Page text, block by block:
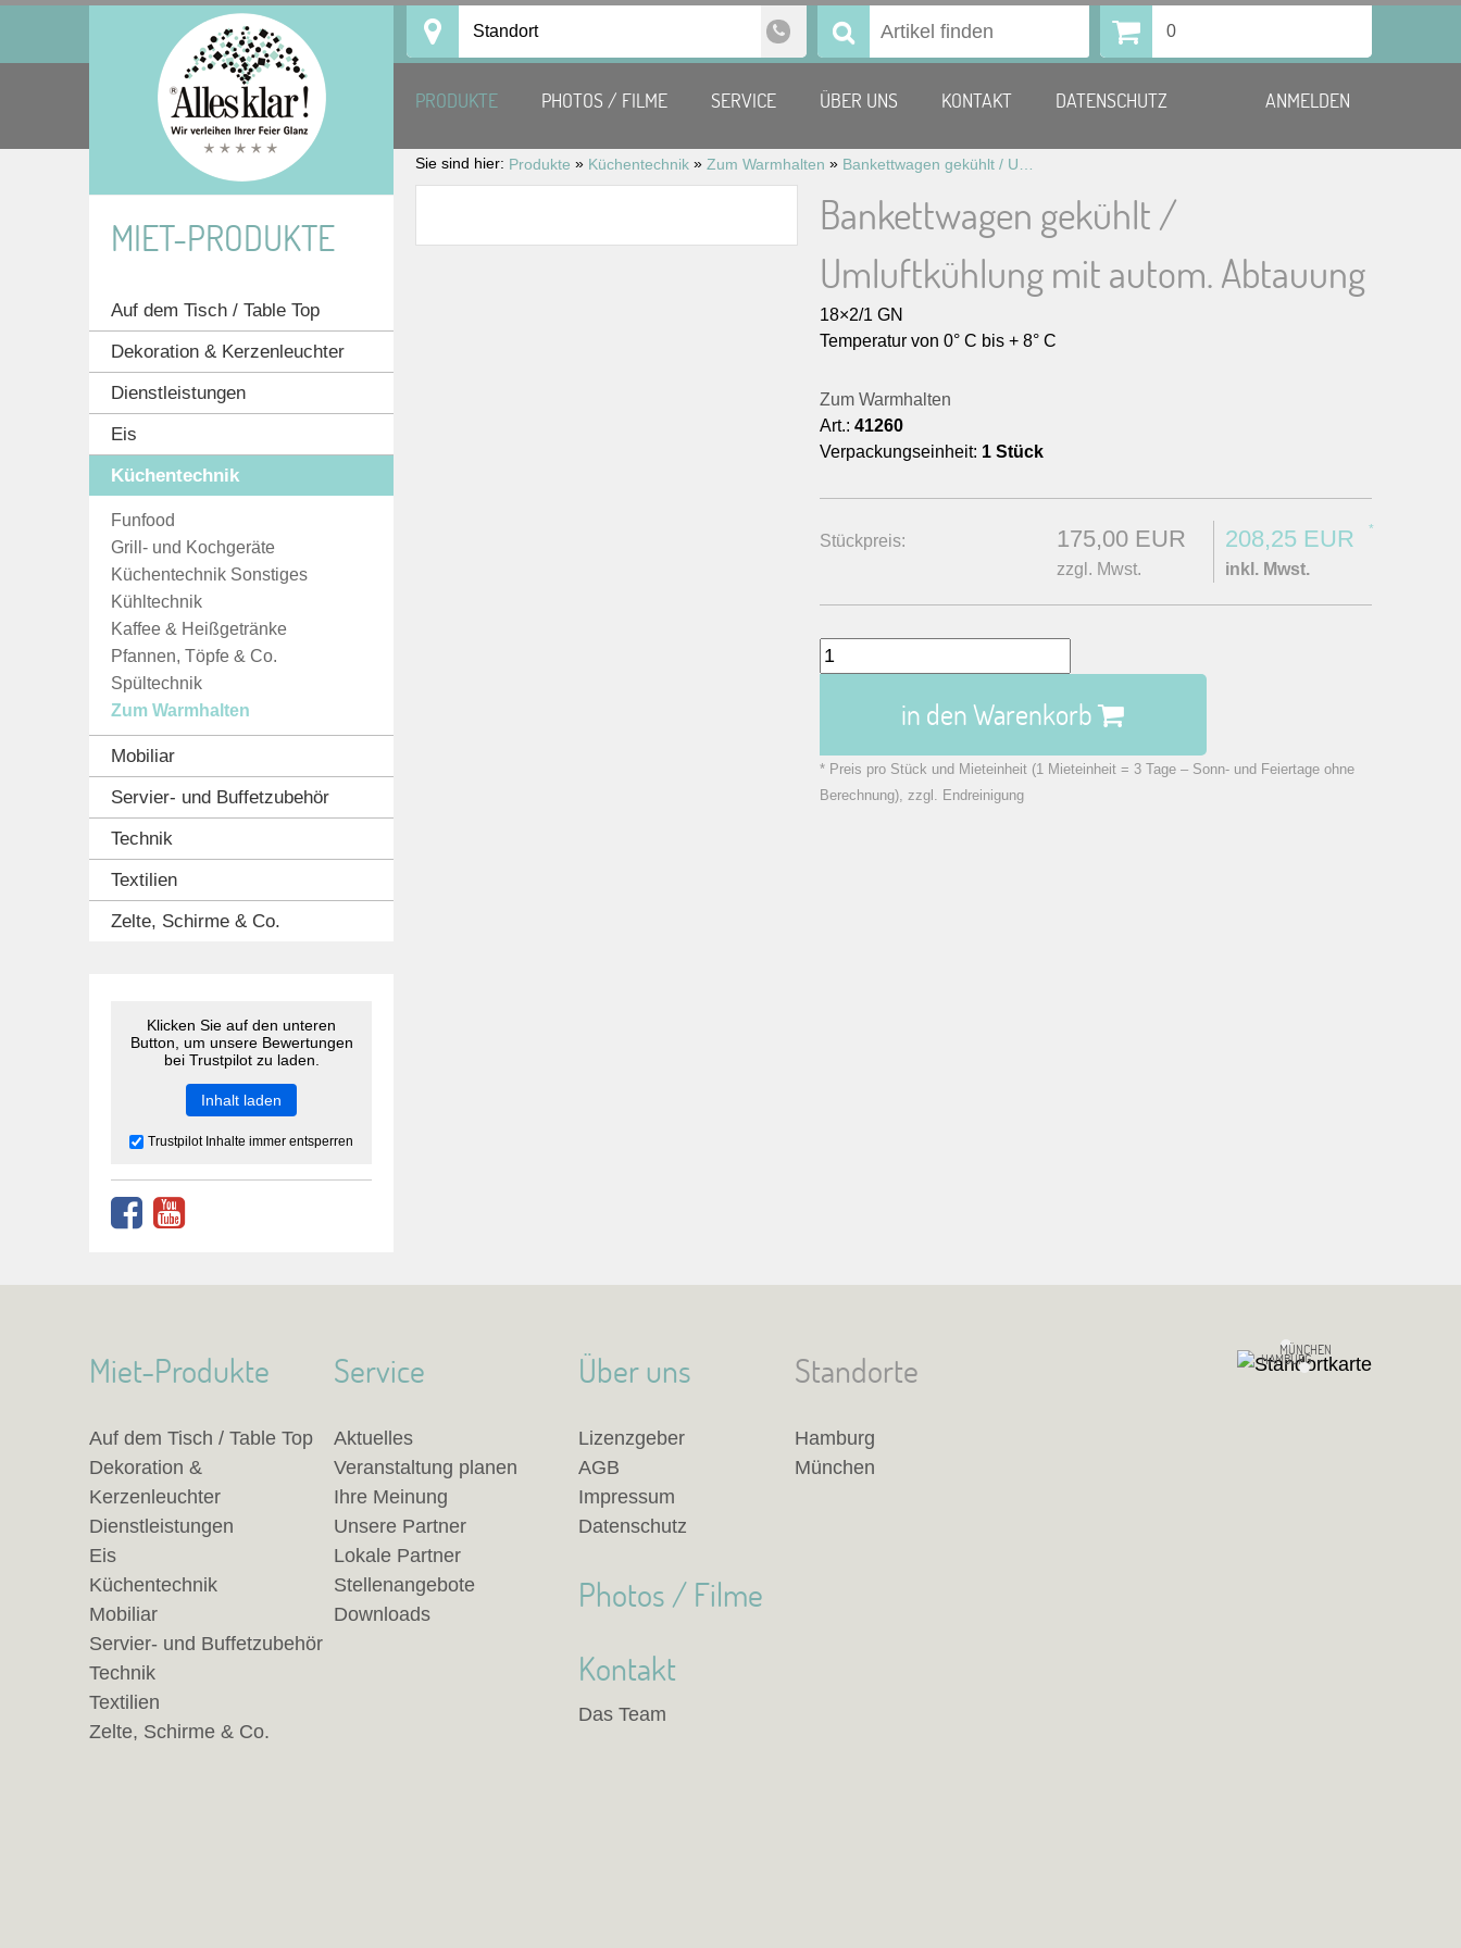
Standort Suchen 0
PRODUKTE PHOTOS / FILME SERVICE ÜBER UNS KONTAKT DATENSCHUTZ ANMELDEN
Sie sind hier: Produkte » Küchentechnik » Zum Warmhalten »
Bankettwagen gekühlt /
Umluftkühlung mit autom. Abtauung
18×2/1 GN
Temperatur von 0° C bis + 8° C
Zum Warmhalten
Art.: 41260
Verpackungseinheit: 1 Stück
Stückpreis: 175,00 EUR
zzgl. Mwst.
208,25 EUR *
inkl. Mwst.
in den Warenkorb
* Preis pro Stück und Mieteinheit (1 Mieteinheit = 3 Tage – Sonn- und Feiertage ohne
Berechnung), zzgl. Endreinigung
MIET-PRODUKTE
Auf dem Tisch / Table Top
Dekoration & Kerzenleuchter
Dienstleistungen
Eis
Küchentechnik
Funfood
Grill- und Kochgeräte
Küchentechnik Sonstiges
Kühltechnik
Kaffee & Heißgetränke
Pfannen, Töpfe & Co.
Spültechnik
Zum Warmhalten
Mobiliar
Servier- und Buffetzubehör
Technik
Textilien
Zelte, Schirme & Co.
Klicken Sie auf den unteren
Button, um unsere Bewertungen
bei Trustpilot zu laden.
Inhalt laden
Trustpilot Inhalte immer entsperren
Standorte
Hamburg
München
HAMBURG
MÜNCHEN
Miet-Produkte
Auf dem Tisch / Table Top
Dekoration &
Kerzenleuchter
Dienstleistungen
Eis
Küchentechnik
Mobiliar
Servier- und Buffetzubehör
Technik
Textilien
Zelte, Schirme & Co.
Service
Aktuelles
Veranstaltung planen
Ihre Meinung
Unsere Partner
Lokale Partner
Stellenangebote
Downloads
Über uns
Lizenzgeber
AGB
Impressum
Datenschutz
Photos / Filme
Kontakt
Das Team